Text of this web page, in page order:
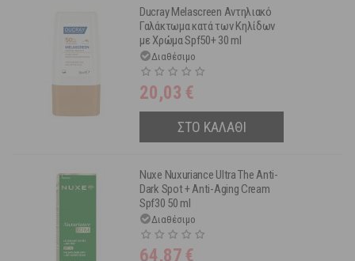
Ducray Melascreen Αντηλιακό
Γαλάκτωμα κατά των Κηλίδων
με Χρώμα Spf50+ 30 ml
Διαθέσιμο
20,03 €
ΣΤΟ ΚΑΛΑΘΙ
Nuxe Nuxuriance Ultra The Anti-
Dark Spot + Anti-Aging Cream
Spf30 50 ml
Διαθέσιμο
64,87 €